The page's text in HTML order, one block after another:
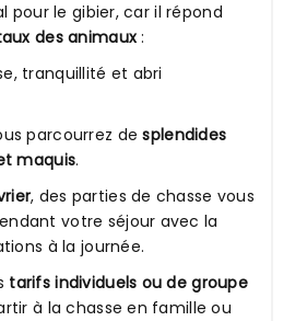
pour le gibier, car il répond
des animaux :
tranquillité et abri
parcourrez desplendides
maquis.
, des parties de chasse vous
votre séjour avec la
à la journée.
tarifs individuels ou de groupe
à la chasse en famille ou